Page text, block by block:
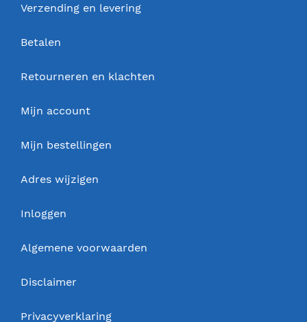
Verzending en levering
Betalen
Retourneren en klachten
Mijn account
Mijn bestellingen
Adres wijzigen
Inloggen
Algemene voorwaarden
Disclaimer
Privacyverklaring